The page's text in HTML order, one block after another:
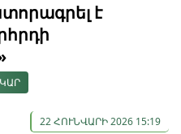
է
22 ՀՈՒՆՎԱՐԻ 2026 15:19